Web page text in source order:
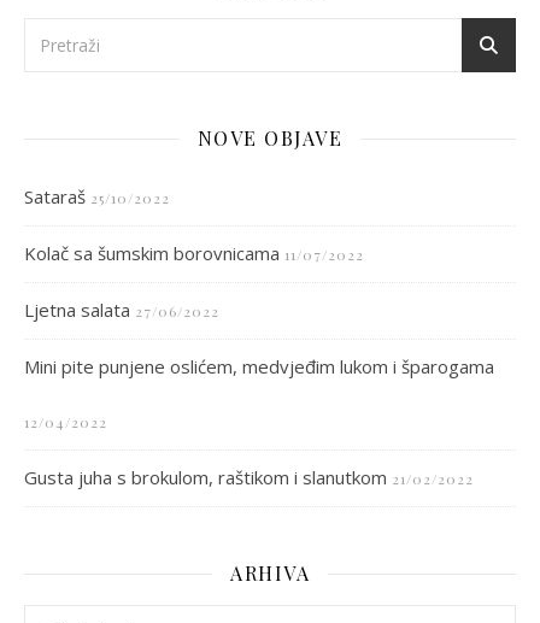
NOVE OBJAVE
Sataraš 25/10/2022
Kolač sa šumskim borovnicama 11/07/2022
Ljetna salata 27/06/2022
Mini pite punjene oslićem, medvjeđim lukom i šparogama
12/04/2022
Gusta juha s brokulom, raštikom i slanutkom 21/02/2022
ARHIVA